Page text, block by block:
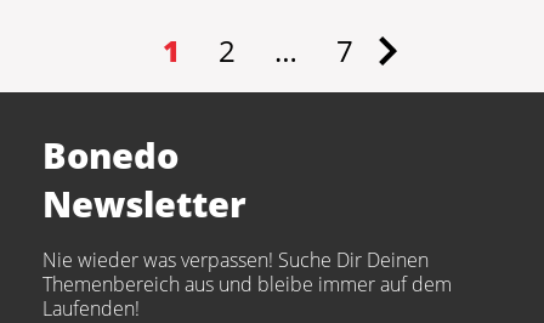
1 2 … 7
Bonedo
Newsletter
Nie wieder was verpassen! Suche Dir Deinen
Themenbereich aus und bleibe immer auf dem
Laufenden!